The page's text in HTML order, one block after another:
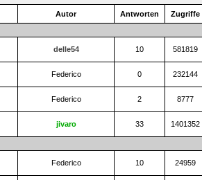
Autor Antworten Zugriffe
delle54 10 581819
Federico 0 232144
Federico 2 8777
jivaro 33 1401352
Federico 10 24959